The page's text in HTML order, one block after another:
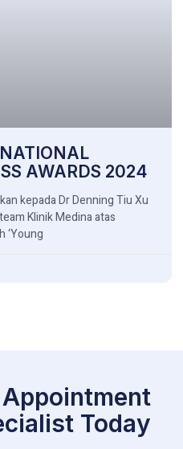
AWARDS 2024
kepada Dr Denning Tiu Xu
Klinik Medina atas
‘Young
Today